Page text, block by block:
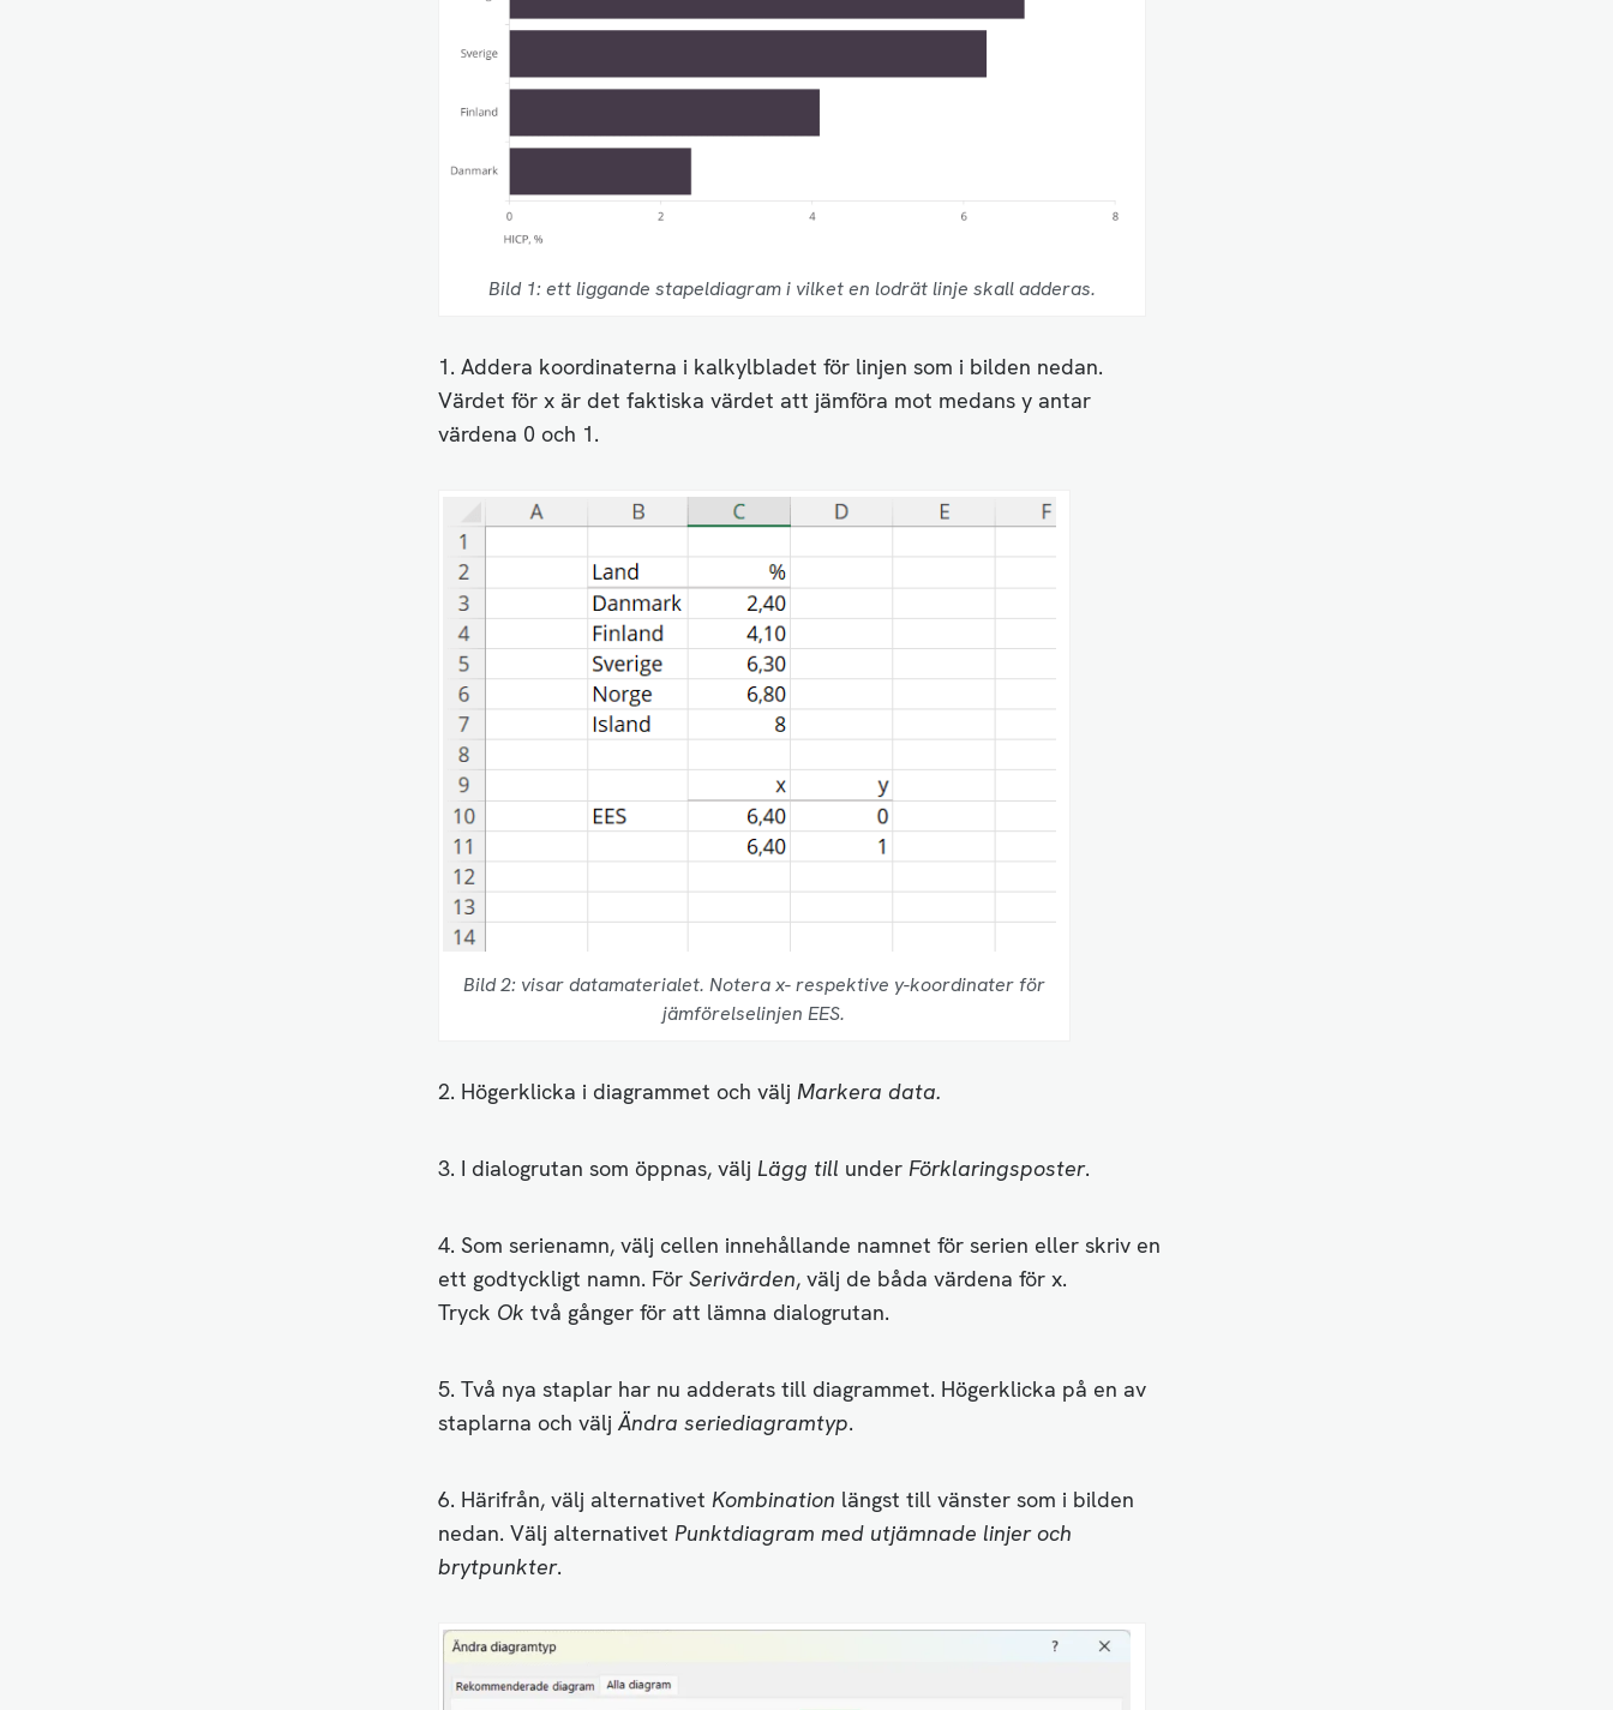
Bild 1: ett liggande stapeldiagram i vilket en lodrät linje skall adderas.
1. Addera koordinaterna i kalkylbladet för linjen som i bilden nedan.
Värdet för x är det faktiska värdet att jämföra mot medans y antar
värdena 0 och 1.
Bild 2: visar datamaterialet. Notera x- respektive y-koordinater för
jämförelselinjen EES.
2. Högerklicka i diagrammet och välj Markera data.
3. I dialogrutan som öppnas, välj Lägg till under Förklaringsposter.
4. Som serienamn, välj cellen innehållande namnet för serien eller skriv en
ett godtyckligt namn. För Serivärden, välj de båda värdena för x.
Tryck Ok två gånger för att lämna dialogrutan.
5. Två nya staplar har nu adderats till diagrammet. Högerklicka på en av
staplarna och välj Ändra seriediagramtyp.
6. Härifrån, välj alternativet Kombination längst till vänster som i bilden
nedan. Välj alternativet Punktdiagram med utjämnade linjer och
brytpunkter.